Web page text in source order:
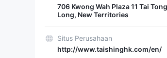
706 Kwong Wah Plaza 11 Tai
Long, New Territories
Situs Perusahaan
http://www.taishinghk.com/en/